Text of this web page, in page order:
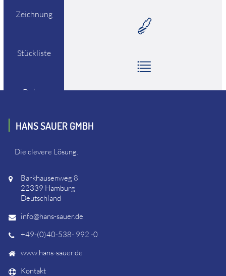
Zeichnung
Stückliste
Dokus
HANS SAUER GMBH
Die clevere Lösung.
Barkhausenweg 8
22339 Hamburg
Deutschland
info@hans-sauer.de
+49-(0)40-538- 992 -0
www.hans-sauer.de
Kontakt